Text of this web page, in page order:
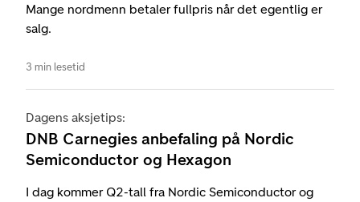
Mange nordmenn betaler fullpris når det egentlig er
salg.
3 min lesetid
Dagens aksjetips:
DNB Carnegies anbefaling på Nordic
Semiconductor og Hexagon
I dag kommer Q2-tall fra Nordic Semiconductor og